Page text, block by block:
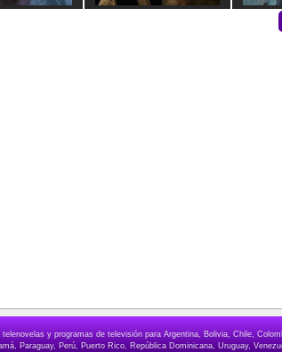
y programas de televisión para Argentina, Bolivia, Chile,
Paraguay, Perú, Puerto Rico, República Dominicana, Uruguay,